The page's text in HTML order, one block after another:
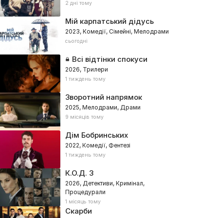
2 дні тому
Мій карпатський дідусь
2023, Комедії, Сімейні, Мелодрами
сьогодні
Всі відтінки спокуси
2026, Трилери
1 тиждень тому
Зворотний напрямок
2025, Мелодрами, Драми
9 місяців тому
Дім Бобринських
2022, Комедії, Фентезі
1 тиждень тому
К.О.Д. 3
2026, Детективи, Кримінал,
Процедурали
1 місяць тому
Скарби